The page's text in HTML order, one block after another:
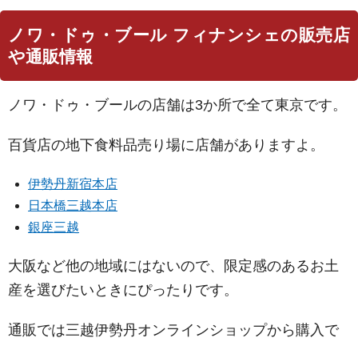
ノワ・ドゥ・ブール フィナンシェの販売店
や通販情報
ノワ・ドゥ・ブールの店舗は3か所で全て東京です。
百貨店の地下食料品売り場に店舗がありますよ。
伊勢丹新宿本店
日本橋三越本店
銀座三越
大阪など他の地域にはないので、限定感のあるお土
産を選びたいときにぴったりです。
通販では三越伊勢丹オンラインショップから購入で